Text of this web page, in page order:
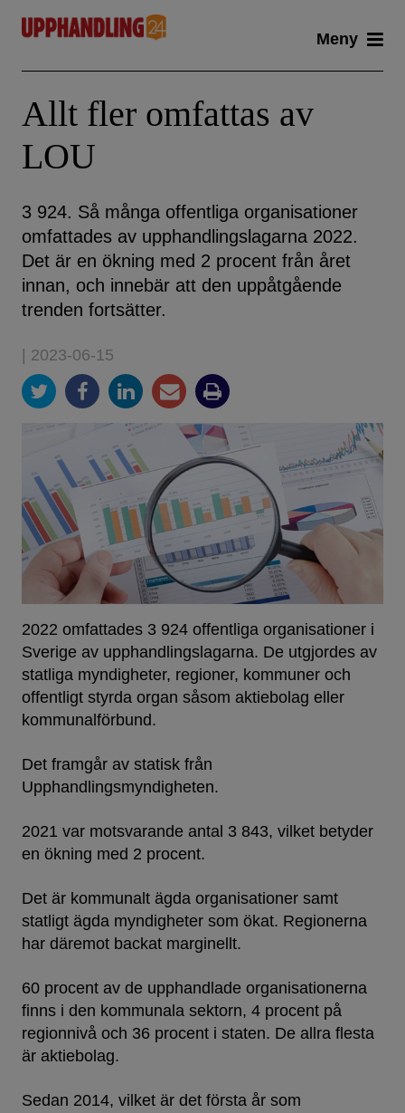
content
Meny
Allt fler omfattas av
LOU
3 924. Så många offentliga organisationer
omfattades av upphandlingslagarna 2022.
Det är en ökning med 2 procent från året
innan, och innebär att den uppåtgående
trenden fortsätter.
| 2023-06-15
2022 omfattades 3 924 offentliga organisationer i
Sverige av upphandlingslagarna. De utgjordes av
statliga myndigheter, regioner, kommuner och
offentligt styrda organ såsom aktiebolag eller
kommunalförbund.
Det framgår av statisk från
Upphandlingsmyndigheten.
2021 var motsvarande antal 3 843, vilket betyder
en ökning med 2 procent.
Det är kommunalt ägda organisationer samt
statligt ägda myndigheter som ökat. Regionerna
har däremot backat marginellt.
60 procent av de upphandlade organisationerna
finns i den kommunala sektorn, 4 procent på
regionnivå och 36 procent i staten. De allra flesta
är aktiebolag.
Sedan 2014, vilket är det första år som